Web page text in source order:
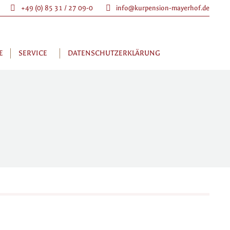
+49 (0) 85 31 / 27 09-0 info@kurpension-mayerhof.de
SERVICE DATENSCHUTZERKLÄRUNG